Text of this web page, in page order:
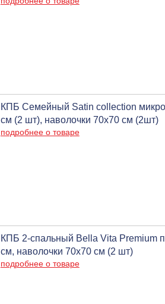
КПБ Семейный Satin collection
см (2 шт), наволочки 70х70 см (2шт)
подробнее о товаре
КПБ 2-спальный Bella Vita Premium
см, наволочки 70х70 см (2 шт)
подробнее о товаре